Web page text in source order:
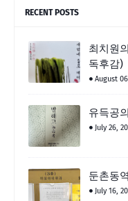
RECENT POSTS
최치원
독후감)
August
유득공
July 26,
둔촌동
July 16,